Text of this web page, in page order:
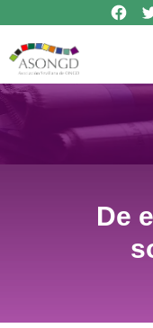
contenido
Síguenos
De